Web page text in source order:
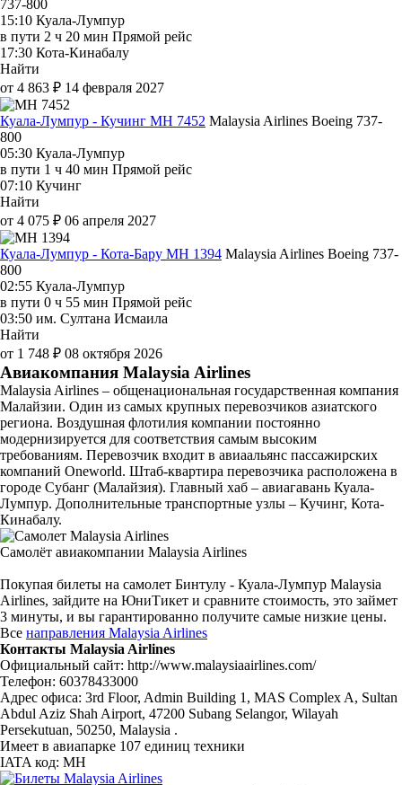
737-800
15:10 Куала-Лумпур
в пути 2 ч 20 мин Прямой рейс
17:30 Кота-Кинабалу
Найти
от 4 863 ₽ 14 февраля 2027
Куала-Лумпур - Кучинг MH 7452 Malaysia Airlines Boeing 737-
800
05:30 Куала-Лумпур
в пути 1 ч 40 мин Прямой рейс
07:10 Кучинг
Найти
от 4 075 ₽ 06 апреля 2027
Куала-Лумпур - Кота-Бару MH 1394 Malaysia Airlines Boeing 737-
800
02:55 Куала-Лумпур
в пути 0 ч 55 мин Прямой рейс
03:50 им. Султана Исмаила
Найти
от 1 748 ₽ 08 октября 2026
Авиакомпания Malaysia Airlines
Malaysia Airlines – общенациональная государственная компания
Малайзии. Один из самых крупных перевозчиков азиатского
региона. Воздушная флотилия компании постоянно
модернизируется для соответствия самым высоким
требованиям. Перевозчик входит в авиаальянс пассажирских
компаний Oneworld. Штаб-квартира перевозчика расположена в
городе Субанг (Малайзия). Главный хаб – авиагавань Куала-
Лумпур. Дополнительные транспортные узлы – Кучинг, Кота-
Кинабалу.
Самолёт авиакомпании Malaysia Airlines
Покупая билеты на самолет Бинтулу - Куала-Лумпур Malaysia
Airlines, зайдите на ЮниТикет и сравните стоимость, это займет
3 минуты, и вы гарантированно получите самые низкие цены.
Все направления Malaysia Airlines
Контакты Malaysia Airlines
Официальный сайт: http://www.malaysiaairlines.com/
Телефон: 60378433000
Адрес офиса: 3rd Floor, Admin Building 1, MAS Complex A, Sultan
Abdul Aziz Shah Airport, 47200 Subang Selangor, Wilayah
Persekutuan, 50250, Malaysia .
Имеет в авиапарке 107 единиц техники
IATA код: MH